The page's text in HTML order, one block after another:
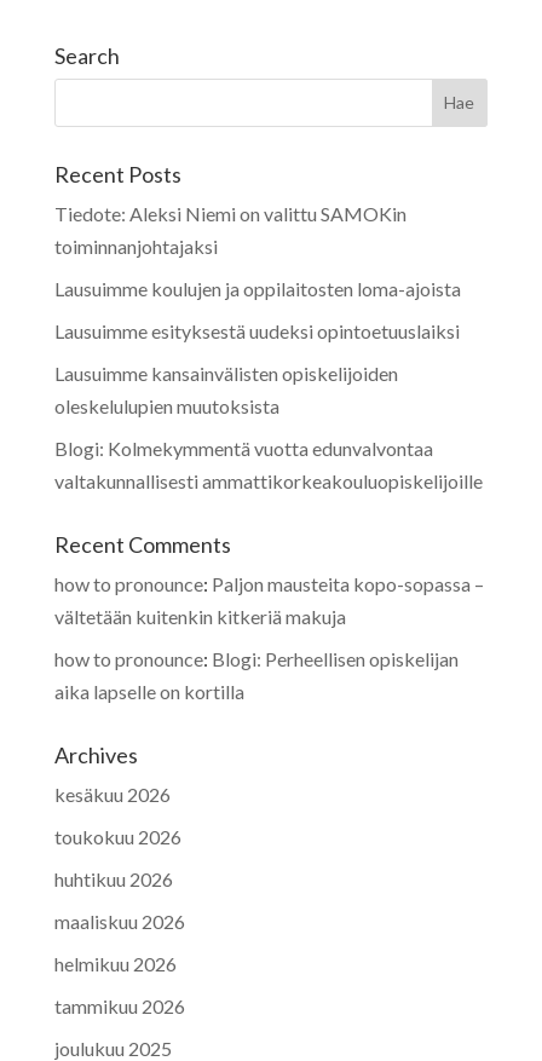
Search
Recent Posts
Tiedote: Aleksi Niemi on valittu SAMOKin
toiminnanjohtajaksi
Lausuimme koulujen ja oppilaitosten loma-ajoista
Lausuimme esityksestä uudeksi opintoetuuslaiksi
Lausuimme kansainvälisten opiskelijoiden
oleskelulupien muutoksista
Blogi: Kolmekymmentä vuotta edunvalvontaa
valtakunnallisesti ammattikorkeakouluopiskelijoille
Recent Comments
how to pronounce: Paljon mausteita kopo-sopassa –
vältetään kuitenkin kitkeriä makuja
how to pronounce: Blogi: Perheellisen opiskelijan
aika lapselle on kortilla
Archives
kesäkuu 2026
toukokuu 2026
huhtikuu 2026
maaliskuu 2026
helmikuu 2026
tammikuu 2026
joulukuu 2025